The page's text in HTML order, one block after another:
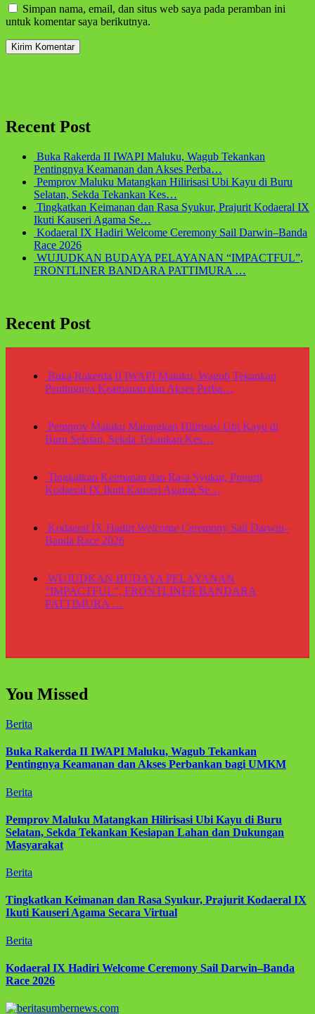
Simpan nama, email, dan situs web saya pada peramban ini
untuk komentar saya berikutnya.
Recent Post
Buka Rakerda II IWAPI Maluku, Wagub Tekankan
Pentingnya Keamanan dan Akses Perba…
Pemprov Maluku Matangkan Hilirisasi Ubi Kayu di Buru
Selatan, Sekda Tekankan Kes…
Tingkatkan Keimanan dan Rasa Syukur, Prajurit Kodaeral IX
Ikuti Kauseri Agama Se…
Kodaeral IX Hadiri Welcome Ceremony Sail Darwin–Banda
Race 2026
WUJUDKAN BUDAYA PELAYANAN “IMPACTFUL”,
FRONTLINER BANDARA PATTIMURA …
Recent Post
Buka Rakerda II IWAPI Maluku, Wagub Tekankan
Pentingnya Keamanan dan Akses Perba…
Pemprov Maluku Matangkan Hilirisasi Ubi Kayu di
Buru Selatan, Sekda Tekankan Kes…
Tingkatkan Keimanan dan Rasa Syukur, Prajurit
Kodaeral IX Ikuti Kauseri Agama Se…
Kodaeral IX Hadiri Welcome Ceremony Sail Darwin–
Banda Race 2026
WUJUDKAN BUDAYA PELAYANAN
“IMPACTFUL”, FRONTLINER BANDARA
PATTIMURA …
You Missed
Berita
Buka Rakerda II IWAPI Maluku, Wagub Tekankan
Pentingnya Keamanan dan Akses Perbankan bagi UMKM
Berita
Pemprov Maluku Matangkan Hilirisasi Ubi Kayu di Buru
Selatan, Sekda Tekankan Kesiapan Lahan dan Dukungan
Masyarakat
Berita
Tingkatkan Keimanan dan Rasa Syukur, Prajurit Kodaeral IX
Ikuti Kauseri Agama Secara Virtual
Berita
Kodaeral IX Hadiri Welcome Ceremony Sail Darwin–Banda
Race 2026